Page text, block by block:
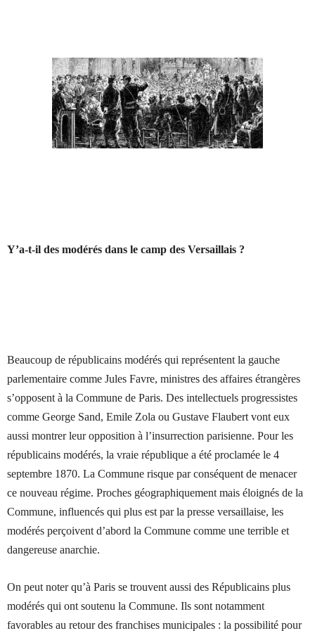
Y’a-t-il des modérés dans le camp des Versaillais ?
Beaucoup de républicains modérés qui représentent la gauche
parlementaire comme Jules Favre, ministres des affaires étrangères
s’opposent à la Commune de Paris. Des intellectuels progressistes
comme George Sand, Emile Zola ou Gustave Flaubert vont eux
aussi montrer leur opposition à l’insurrection parisienne. Pour les
républicains modérés, la vraie république a été proclamée le 4
septembre 1870. La Commune risque par conséquent de menacer
ce nouveau régime. Proches géographiquement mais éloignés de la
Commune, influencés qui plus est par la presse versaillaise, les
modérés perçoivent d’abord la Commune comme une terrible et
dangereuse anarchie.
On peut noter qu’à Paris se trouvent aussi des Républicains plus
modérés qui ont soutenu la Commune. Ils sont notamment
favorables au retour des franchises municipales : la possibilité pour